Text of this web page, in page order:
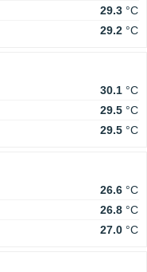
29.3 °C
29.2 °C
30.1 °C
29.5 °C
29.5 °C
26.6 °C
26.8 °C
27.0 °C